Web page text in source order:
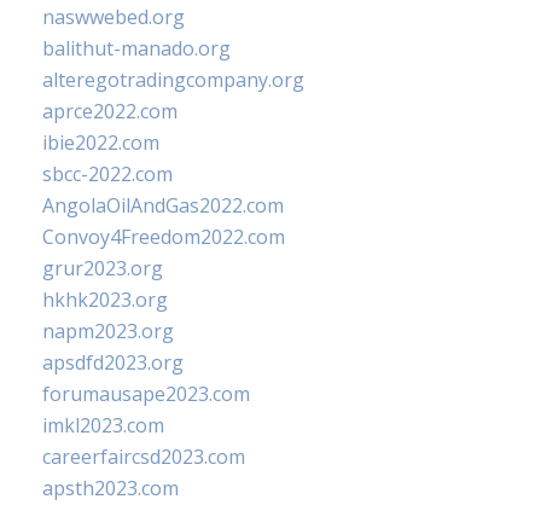
naswwebed.org
balithut-manado.org
alteregotradingcompany.org
aprce2022.com
ibie2022.com
sbcc-2022.com
AngolaOilAndGas2022.com
Convoy4Freedom2022.com
grur2023.org
hkhk2023.org
napm2023.org
apsdfd2023.org
forumausape2023.com
imkl2023.com
careerfaircsd2023.com
apsth2023.com